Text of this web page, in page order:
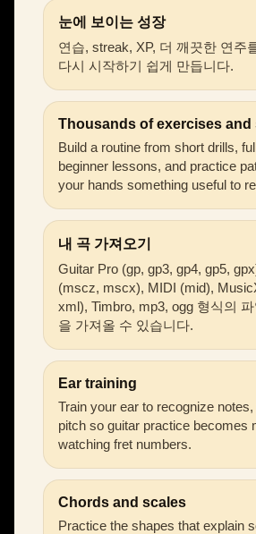
눈에 보이는 성장
연습, streak, XP, 더 깨끗한 연주
다시 시작하기 쉽게 만듭니다.
Thousands of exercises and
Build a routine from short drills,
beginner lessons, and practice
your hands something useful to
내 곡 가져오기
Guitar Pro (gp, gp3, gp4, gp5,
(mscz, mscx), MIDI (mid),
xml), Timbro, mp3, ogg 형식의
을 가져올 수 있습니다.
Ear training
Train your ear to recognize
pitch so guitar practice becomes
watching fret numbers.
Chords and scales
Practice the shapes that explain